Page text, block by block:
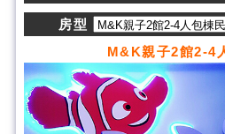
房型
M&K親子2館2-4